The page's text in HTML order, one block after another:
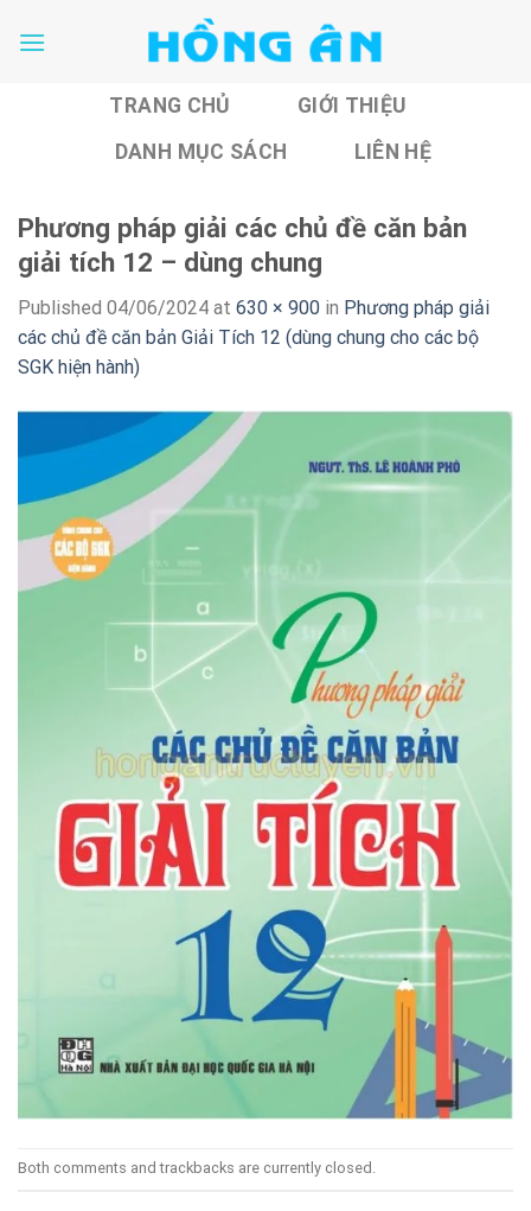
TRANG CHỦ
GIỚI THIỆU
DANH MỤC SÁCH
LIÊN HỆ
Phương pháp giải các chủ đề căn bản
giải tích 12 – dùng chung
Published 04/06/2024 at 630 × 900 in Phương pháp giải
các chủ đề căn bản Giải Tích 12 (dùng chung cho các bộ
SGK hiện hành)
Both comments and trackbacks are currently closed.